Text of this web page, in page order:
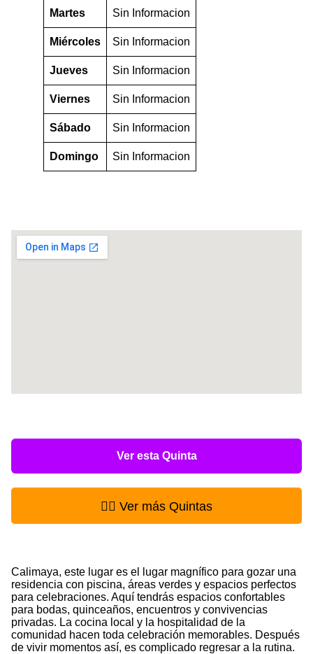
Martes Sin Informacion
Miércoles Sin Informacion
Jueves Sin Informacion
Viernes Sin Informacion
Sábado Sin Informacion
Domingo Sin Informacion
Ver esta Quinta
👉🏻 Ver más Quintas
Calimaya, este lugar es el lugar magnífico para gozar una
residencia con piscina, áreas verdes y espacios perfectos
para celebraciones. Aquí tendrás espacios confortables
para bodas, quinceaños, encuentros y convivencias
privadas. La cocina local y la hospitalidad de la
comunidad hacen toda celebración memorables. Después
de vivir momentos así, es complicado regresar a la rutina.